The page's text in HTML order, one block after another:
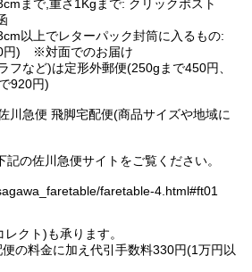
まで,重さ1Kgまで: クリックポスト
以上でレターパック封筒に入るもの:
円) ※対面でのお届け
など)は定形外郵便(250gまで450円、
920円)
川急便 飛脚宅配便(商品サイズや地域に
の佐川急便サイトをご覧ください。
faretable-4.html#ft01
クト)も承ります。
の料金に加え代引手数料330円(1万円以